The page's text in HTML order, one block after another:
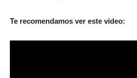
Te recomendamos ver este video: